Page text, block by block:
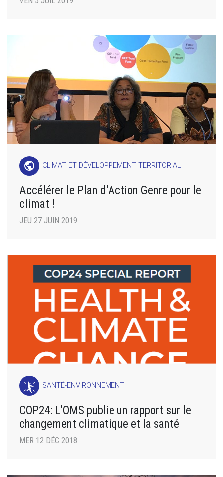
public CLIMAT ET DÉVELOPPEMENT TERRITORIAL
Accélérer le Plan d’Action Genre pour le
climat !
JEU 27 JUIN 2019
SANTÉ-ENVIRONNEMENT
COP24: L’OMS publie un rapport sur le
changement climatique et la santé
MER 12 DÉC 2018